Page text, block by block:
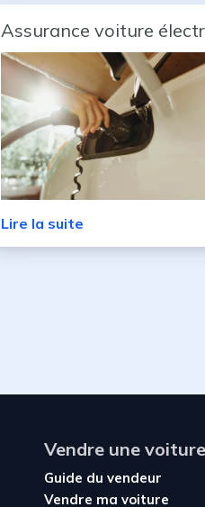
Assurance voiture
Lire la suite
Vendre une voiture
Guide du vendeur
Vendre ma voiture